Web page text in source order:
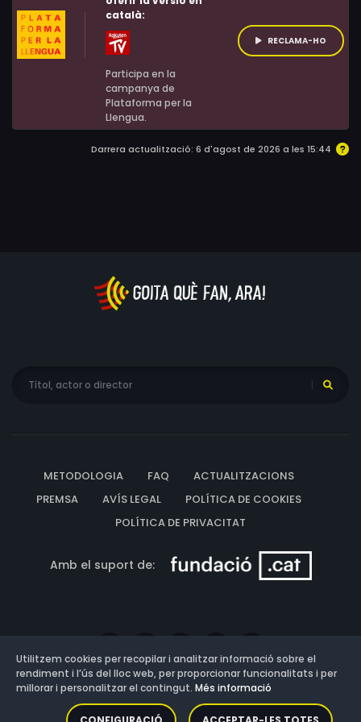
català:
Participa en la
campanya de
Plataforma per la
Llengua.
RECLAMA-HO
Darrera actualització: 6 d'agost de 2026 a les 15:44
METODOLOGIA FAQ
ACTUALITZACIONS
PREMSA
AVÍS LEGAL
POLÍTICA DE COOKIES
POLÍTICA DE PRIVACITAT
Amb el suport de:
Versió: 3.13.0.202607011342
Utilitzem cookies per recopilar i analitzar informació sobre el
rendiment i l’ús del lloc web, per proporcionar funcionalitats i per
millorar i personalitzar el contingut. Més informació